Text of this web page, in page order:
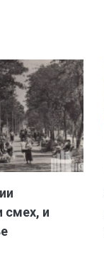
смех, и